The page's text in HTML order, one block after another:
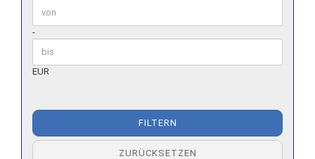
Preis bis
-
EUR
FILTERN
ZURÜCKSETZEN